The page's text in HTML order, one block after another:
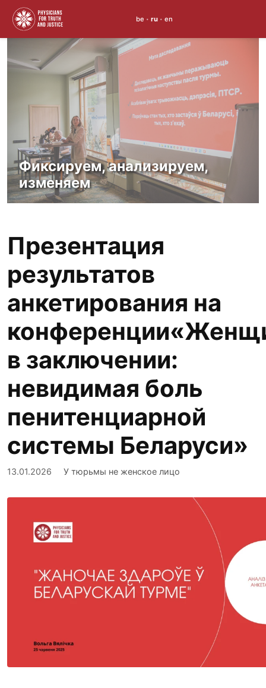
to
content
be • ru • en
Фиксируем, анализируем,
изменяем
Презентация
результатов
анкетирования на
в заключении:
невидимая боль
пенитенциарной
системы Беларуси»
13.01.2026 У тюрьмы не женское лицо